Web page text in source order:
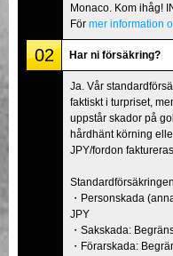
Monaco. Kom ihåg!
För mer information
02 Har ni försäkring?
Ja. Vår
faktiskt i turpriset,
uppstår skador på
hårdhänt körning
JPY/fordon
・Personskada
JPY
・Sakskada:
・Förarskada: